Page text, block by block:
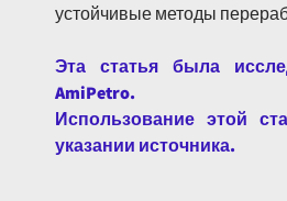
устойчивые методы
Эта статья была
AmiPetro.
Использование этой
указании источника.